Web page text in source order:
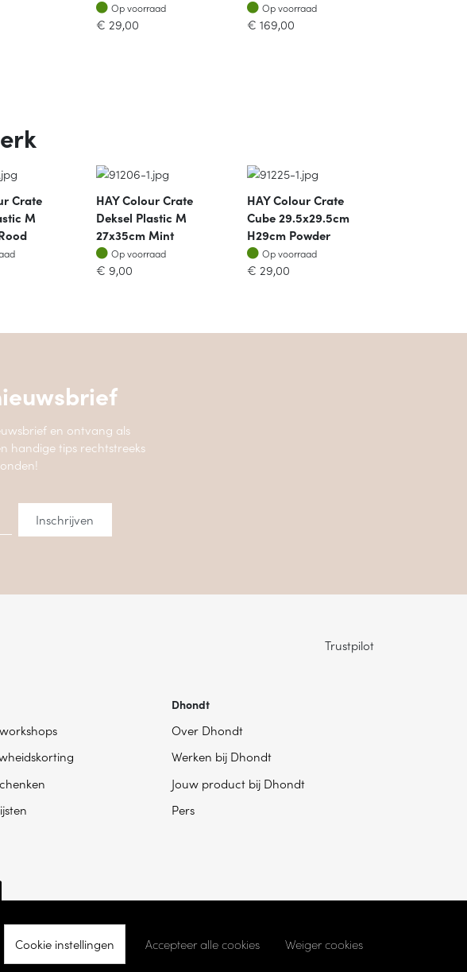
Op voorraad
Op voorraad
€ 29,00
Op voorraad
Op voorraad
€ 169,00
Crate
M
HAY Colour Crate
Deksel Plastic M
27x35cm Mint
Op voorraad
Op voorraad
€ 9,00
HAY Colour Crate
Cube 29.5x29.5cm
H29cm Powder
Op voorraad
Op voorraad
€ 29,00
en ontvang als
handige tips rechtstreeks
Trustpilot
Dhondt
Over Dhondt
Werken bij Dhondt
Jouw product bij Dhondt
Pers
8200 Sint-Andries -Cookie instellingen- Ontwikkeld door Becosoft
Cookie instellingen Accepteer alle cookies Weiger cookies